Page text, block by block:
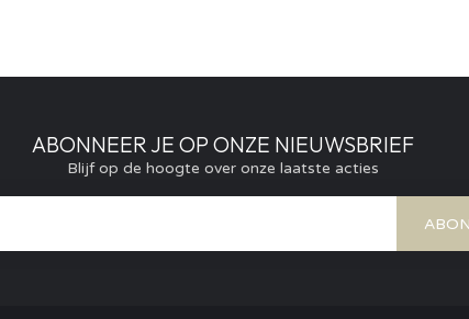
ABONNEER JE OP ONZE NIEUWSBRIEF
Blijf op de hoogte over onze laatste acties